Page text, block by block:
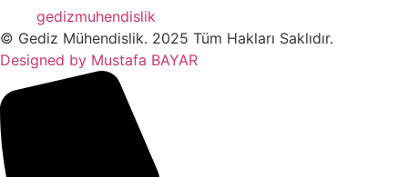
gedizmuhendislik
© Gediz Mühendislik. 2025 Tüm Hakları Saklıdır.
Designed by Mustafa BAYAR